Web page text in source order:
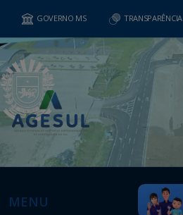
GOVERNO MS TRANSPARÊNCIA
MENU